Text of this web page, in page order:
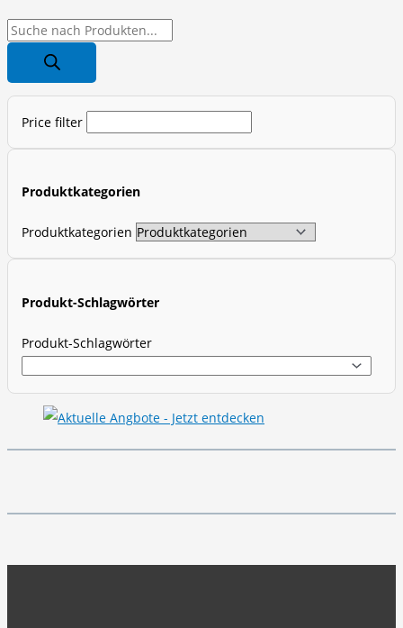
P
o
d
c
Price filter
Produktkategorien
Produktkategorien
Produkt-Schlagwörter
Produkt-Schlagwörter